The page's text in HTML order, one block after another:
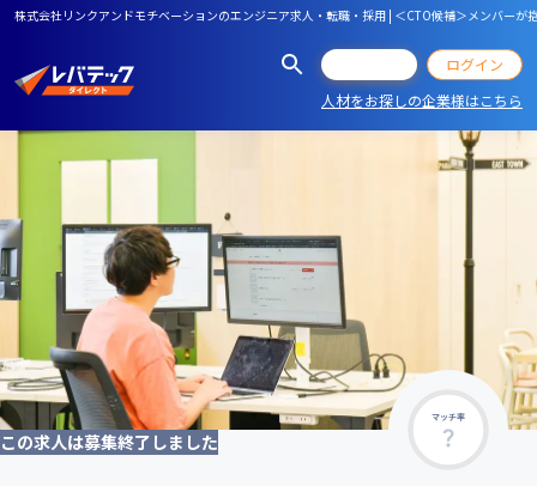
株式会社リンクアンドモチベーションのエンジニア求人・転職・採用 | ＜CTO候補＞メンバー
ログイン
人材をお探しの企業様はこちら
マッチ率
この求人は募集終了しました